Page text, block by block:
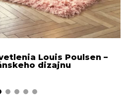
Louis Poulsen –
dizajnu